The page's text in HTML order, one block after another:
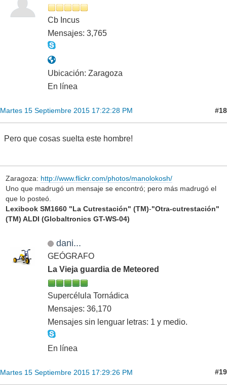
Cb Incus
Mensajes: 3,765
Ubicación: Zaragoza
En línea
Martes 15 Septiembre 2015 17:22:28 PM #18
Pero que cosas suelta este hombre!
Zaragoza: http://www.flickr.com/photos/manolokosh/
Uno que madrugó un mensaje se encontró; pero más madrugó el
que lo posteó.
Lexibook SM1660 "La Cutrestación" (TM)-"Otra-cutrestación"
(TM) ALDI (Globaltronics GT-WS-04)
dani...
GEÓGRAFO
La Vieja guardia de Meteored
Supercélula Tornádica
Mensajes: 36,170
Mensajes sin lenguar letras: 1 y medio.
En línea
Martes 15 Septiembre 2015 17:29:26 PM #19